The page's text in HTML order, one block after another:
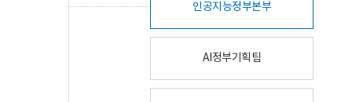
인공지능정부본부
AI정부기획팀